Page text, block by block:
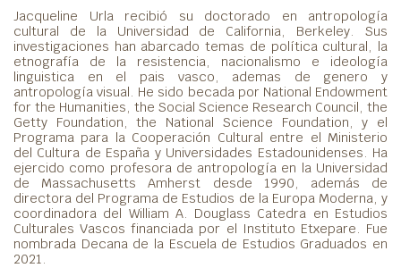
Jacqueline Urla recibió su doctorado en antropología
cultural de la Universidad de California, Berkeley. Sus
investigaciones han abarcado temas de política cultural, la
etnografía de la resistencia, nacionalismo e ideología
linguistica en el pais vasco, ademas de genero y
antropología visual. He sido becada por National Endowment
for the Humanities, the Social Science Research Council, the
Getty Foundation, the National Science Foundation, y el
Programa para la Cooperación Cultural entre el Ministerio
del Cultura de España y Universidades Estadounidenses. Ha
ejercido como profesora de antropología en la Universidad
de Massachusetts Amherst desde 1990, además de
directora del Programa de Estudios de la Europa Moderna, y
coordinadora del William A. Douglass Catedra en Estudios
Culturales Vascos financiada por el Instituto Etxepare. Fue
nombrada Decana de la Escuela de Estudios Graduados en
2021.